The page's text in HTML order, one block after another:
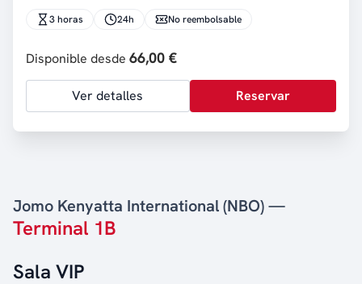
3 horas 24h No reembolsable
Disponible desde 66,00 €
Ver detalles Reservar
Jomo Kenyatta International (NBO) —
Terminal 1B
Sala VIP